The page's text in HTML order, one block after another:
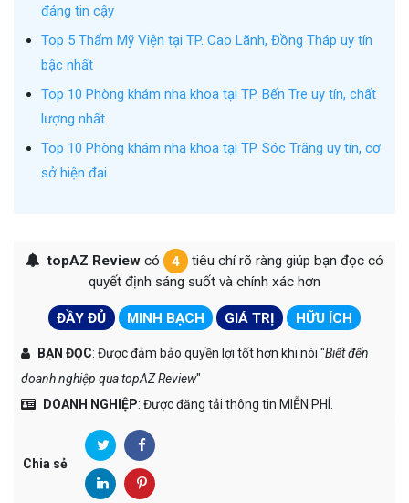
đáng tin cậy
Top 5 Thẩm Mỹ Viện tại TP. Cao Lãnh, Đồng Tháp uy tín
bậc nhất
Top 10 Phòng khám nha khoa tại TP. Bến Tre uy tín, chất
lượng nhất
Top 10 Phòng khám nha khoa tại TP. Sóc Trăng uy tín, cơ
sở hiện đại
topAZ Reviewcó 4
tiêu chí rõ ràng giúp bạn đọc có
quyết định sáng suốt và chính xác hơn
ĐẦY ĐỦ MINH BẠCH GIÁ TRỊ HỮU ÍCH
BẠN ĐỌC: Được đảm bảo quyền lợi tốt hơn khi nói "Biết đến
doanh nghiệp qua topAZ Review"
DOANH NGHIỆP: Được đăng tải thông tin MIỄN PHÍ.
Chia sẻ